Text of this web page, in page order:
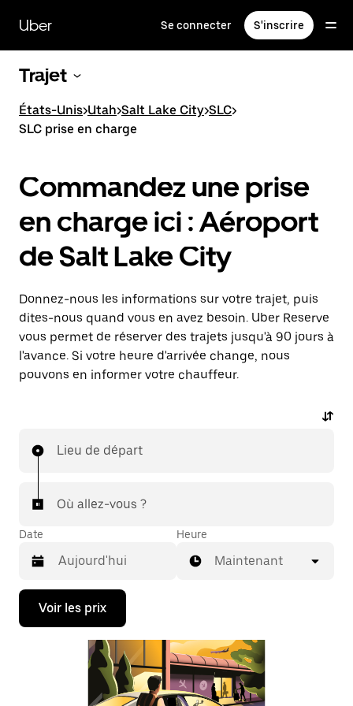
contenu
principal
Uber Se connecter S'inscrire
Trajet
États-Unis>Utah>Salt Lake City>SLC>
SLC prise en charge
Commandez une prise
en charge ici : Aéroport
de Salt Lake City
Donnez-nous les informations sur votre trajet, puis
dites-nous quand vous en avez besoin. Uber Reserve
vous permet de réserver des trajets jusqu'à 90 jours à
l'avance. Si votre heure d'arrivée change, nous
pouvons en informer votre chauffeur.
Lieu de départ
Où allez-vous ?
Date
Appuyez
la
Heure
Maintenant
Voir les prix